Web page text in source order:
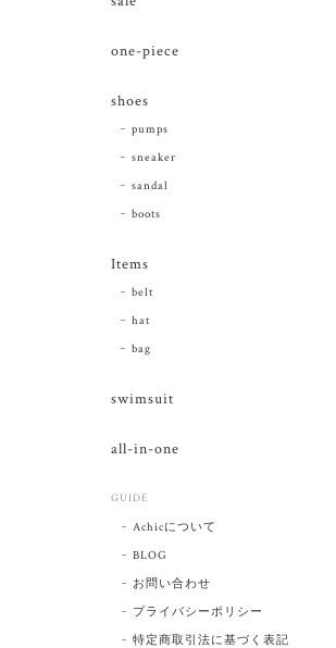
one-piece
shoes
pumps
sneaker
sandal
boots
Items
belt
hat
bag
swimsuit
all-in-one
GUIDE
Achicについて
BLOG
お問い合わせ
プライバシーポリシー
特定商取引法に基づく表記